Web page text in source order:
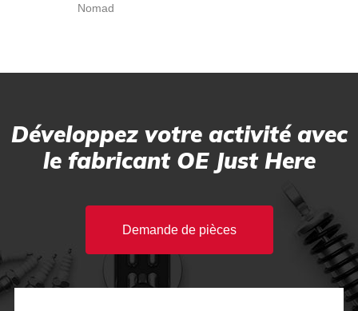
Nomad
Développez votre activité avec
le fabricant OE Just Here
Demande de pièces